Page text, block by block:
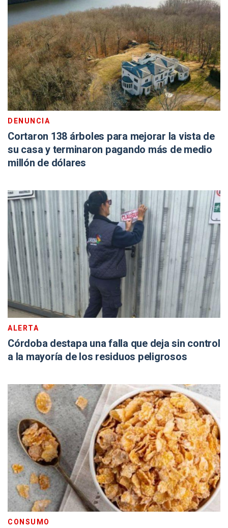
DENUNCIA
Cortaron 138 árboles para mejorar la vista de
su casa y terminaron pagando más de medio
millón de dólares
ALERTA
Córdoba destapa una falla que deja sin control
a la mayoría de los residuos peligrosos
CONSUMO